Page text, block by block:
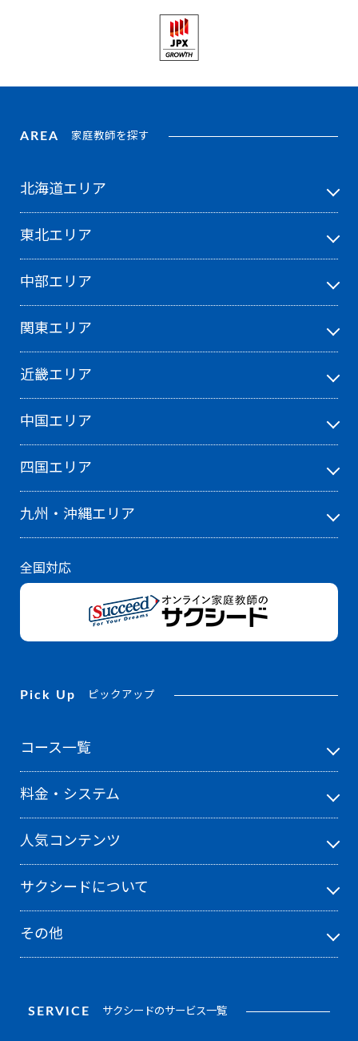
AREA 家庭教師を探す
北海道エリア
東北エリア
中部エリア
関東エリア
近畿エリア
中国エリア
四国エリア
九州・沖縄エリア
全国対応
Pick Up ピックアップ
サクシードについて
料金・システム
コース一覧
人気コンテンツ
その他
SERVICE サクシードのサービス一覧